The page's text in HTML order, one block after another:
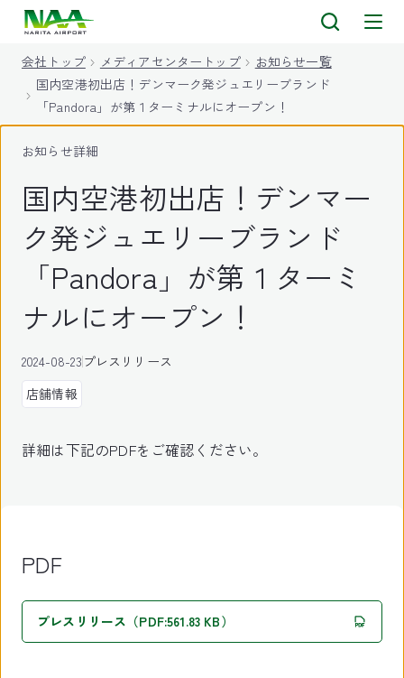
会社トップ メディアセンタートップ
お知らせ一覧
国内空港初出店！デンマーク発ジュエリーブランド
「Pandora」が第１ターミナルにオープン！
お知らせ詳細
国内空港初出店！デンマー
ク発ジュエリーブランド
「Pandora」が第１ターミ
ナルにオープン！
2024-08-23プレスリリース
店舗情報
詳細は下記のPDFをご確認ください。
PDF
プレスリリース（PDF:561.83 KB）